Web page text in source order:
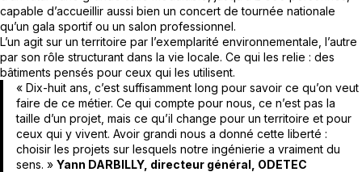
capable d’accueillir aussi bien un concert de tournée nationale
qu’un gala sportif ou un salon professionnel.
L’un agit sur un territoire par l’exemplarité environnementale, l’autre
par son rôle structurant dans la vie locale. Ce qui les relie : des
bâtiments pensés pour ceux qui les utilisent.
« Dix-huit ans, c’est suffisamment long pour savoir ce qu’on veut
faire de ce métier. Ce qui compte pour nous, ce n’est pas la
taille d’un projet, mais ce qu’il change pour un territoire et pour
ceux qui y vivent. Avoir grandi nous a donné cette liberté :
choisir les projets sur lesquels notre ingénierie a vraiment du
sens. » Yann DARBILLY, directeur général, ODETEC